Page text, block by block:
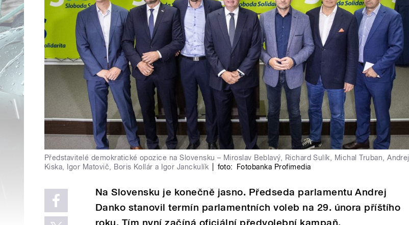
Představitelé demokratické opozice na Slovensku – Miroslav Beblavý, Richard Sulík, Michal Truban, Andrej
Kiska, Igor Matovič, Boris Kollár a Igor Janckulík
foto: Fotobanka Profimedia
Na Slovensku je konečně jasno. Předseda parlamentu Andrej
Danko stanovil termín parlamentních voleb na 29. února příštího